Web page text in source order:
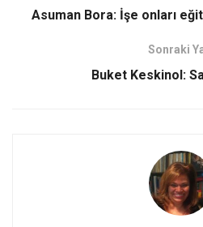
o
d
Asuman Bora: İşe onları
Sonraki
Buket Keskinol: